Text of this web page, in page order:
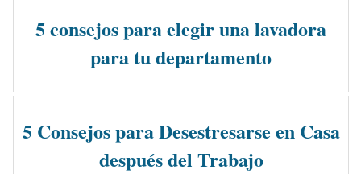
5 consejos para elegir una lavadora
para tu departamento
5 Consejos para Desestresarse en Casa
después del Trabajo